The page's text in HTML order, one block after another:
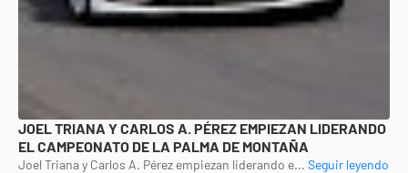
JOEL TRIANA Y CARLOS A. PÉREZ EMPIEZAN LIDERANDO
EL CAMPEONATO DE LA PALMA DE MONTAÑA
Joel Triana y Carlos A. Pérez empiezan liderando e... Seguir leyendo